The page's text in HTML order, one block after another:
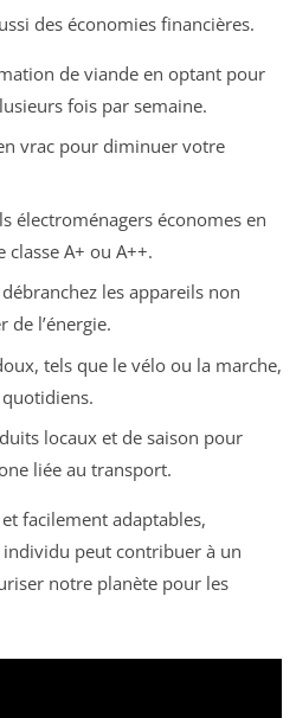
des économies financières.
de viande en optant pour
fois par semaine.
vrac pour diminuer votre
électroménagers économes en
A+ ou A++.
les appareils non
de l’énergie.
tels que le vélo ou la marche,
locaux et de saison pour
liée au transport.
facilement adaptables,
peut contribuer à un
notre planète pour les